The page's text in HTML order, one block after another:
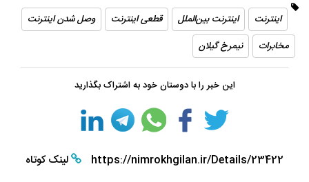
اینترنت اینترنت بین‌الملل قطعی اینترنت
وصل شدن اینترنت
مخابرات
نیمرخ گیلان
این خبر را با دوستان خود به اشتراک بگذارید
https://nimrokhgilan.ir/Details/23422 لینک کوتاه